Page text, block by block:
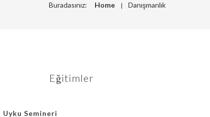
Buradasınız: Home Danışmanlık
Eğitimler
Uyku Semineri